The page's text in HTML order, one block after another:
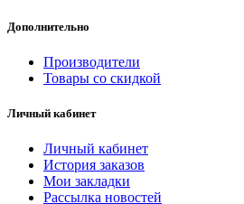
Дополнительно
Производители
Товары со скидкой
Личный кабинет
Личный кабинет
История заказов
Мои закладки
Рассылка новостей